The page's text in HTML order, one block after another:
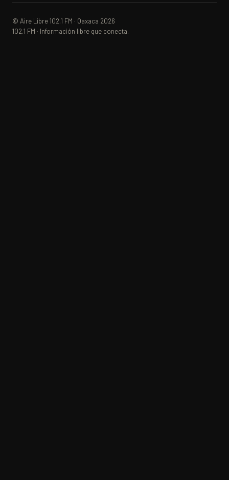
© Aire Libre 102.1 FM · Oaxaca 2026
102.1 FM · Información libre que conecta.